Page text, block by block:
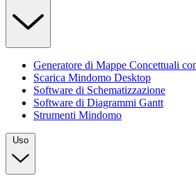
Generatore di Mappe Concettuali
Scarica Mindomo Desktop
Software di Schematizzazione
Software di Diagrammi Gantt
Strumenti Mindomo
Uso